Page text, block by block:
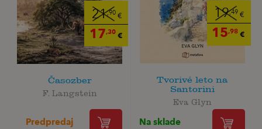
21,90€
17,30€
Časozber
F. Langstein
Predpredaj
19,49 €
15,98 €
Tvorivé leto na
Santorini
Eva Glyn
Na sklade